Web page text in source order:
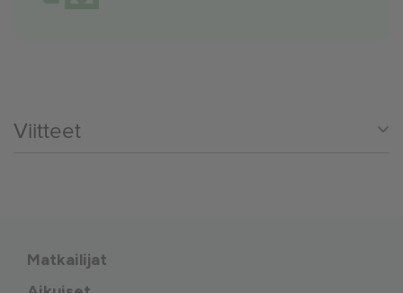
Viitteet
Matkailijat